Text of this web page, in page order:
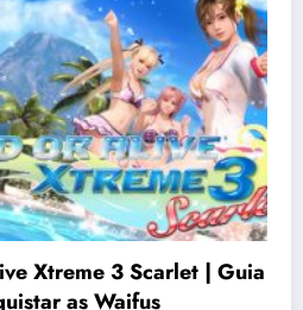
3 Scarlet | Guia de
Waifus